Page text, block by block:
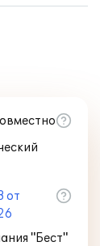
от
"Бест"